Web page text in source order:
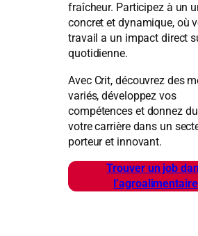
fraîcheur. Participez à un
concret et dynamique, où
travail a un impact direct
quotidienne.
Avec Crit, découvrez des
variés, développez vos
compétences et donnez
votre carrière dans un
porteur et innovant.
Trouver un job
l’agroalimentaire